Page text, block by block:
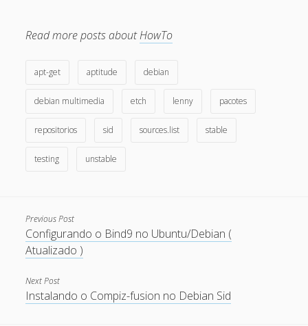
May 2011
January 2011
December 2010
August 2010
July 2010
May 2010
April 2010
Read more posts aboutHowTo
apt-get aptitude debian
debian multimedia etch lenny pacotes
repositorios sid sources.list stable
testing unstable
Previous Post
Configurando o Bind9 no Ubuntu/Debian (
Atualizado )
Next Post
Instalando o Compiz-fusion no Debian Sid